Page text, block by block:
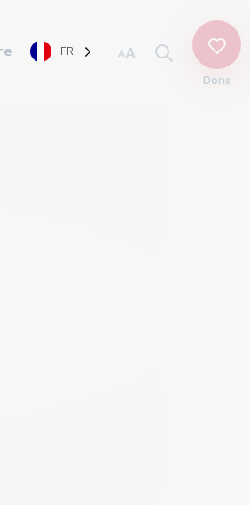
FR AA
Dons